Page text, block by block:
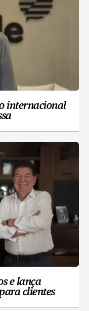
internacional
e lança
clientes